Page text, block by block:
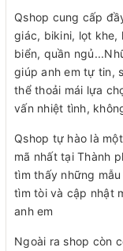
Qshop cung cấp
giác, bikini, lọt khe,
biển, quần
giúp anh em tự tin,
thể thoải mái lựa
vấn nhiệt tình,
Qshop tự hào là
mã nhất tại Thành
tìm thấy những
tìm tòi và cập nhật
anh em
Ngoài ra shop còn